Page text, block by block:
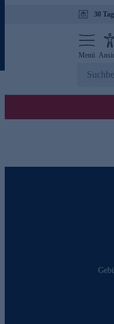
30
Menü